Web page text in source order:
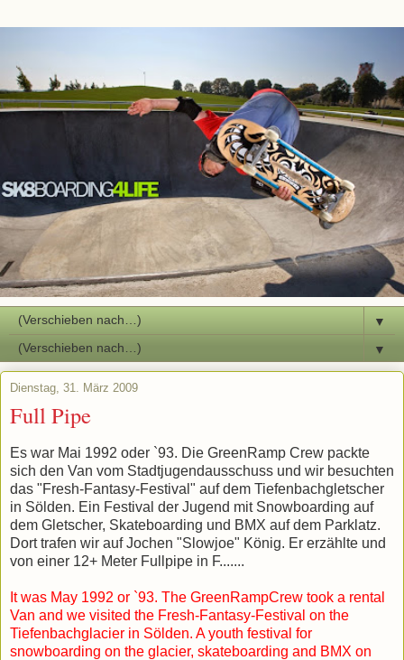
▼
▼
Dienstag, 31. März 2009
Full Pipe
Es war Mai 1992 oder `93. Die GreenRamp Crew packte
sich den Van vom Stadtjugendausschuss und wir besuchten
das "Fresh-Fantasy-Festival" auf dem Tiefenbachgletscher
in Sölden. Ein Festival der Jugend mit Snowboarding auf
dem Gletscher, Skateboarding und BMX auf dem Parklatz.
Dort trafen wir auf Jochen "Slowjoe" König. Er erzählte und
von einer 12+ Meter Fullpipe in F.......
It was May 1992 or `93. The GreenRampCrew took a rental
Van and we visited the Fresh-Fantasy-Festival on the
Tiefenbachglacier in Sölden. A youth festival for
snowboarding on the glacier, skateboarding and BMX on